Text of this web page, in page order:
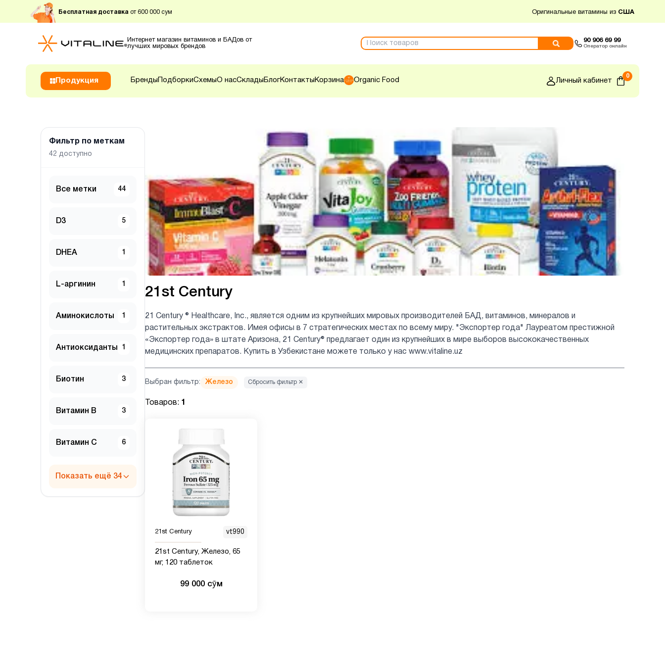
Бесплатная доставка от 600 000 сум Оригинальные витамины из США
Интернет магазин витаминов и БАДов от
лучших мировых брендов
90 906 69 99
Оператор онлайн
Продукция Бренды ПодборкиСхемыО насСклады БлогКонтакты Корзина Organic Food Личный кабинет
0
Фильтр по меткам
42 доступно
Все метки 44
D3 5
DHEA 1
L-аргинин 1
Аминокислоты 1
Антиоксиданты 1
Биотин 3
Витамин B 3
Витамин C 6
Показать ещё 34
21st Century
21 Century ® Healthcare, Inc., является одним из крупнейших мировых производителей БАД, витаминов, минералов и
растительных экстрактов. Имея офисы в 7 стратегических местах по всему миру. "Экспортер года" Лауреатом престижной
«Экспортер года» в штате Аризона, 21 Century® предлагает один из крупнейших в мире выборов высококачественных
медицинских препаратов. Купить в Узбекистане можете только у нас www.vitaline.uz
Выбран фильтр: Железо Сбросить фильтр ✕
Товаров: 1
21st Century vt990
21st Century, Железо, 65
мг, 120 таблеток
99 000 сӯм